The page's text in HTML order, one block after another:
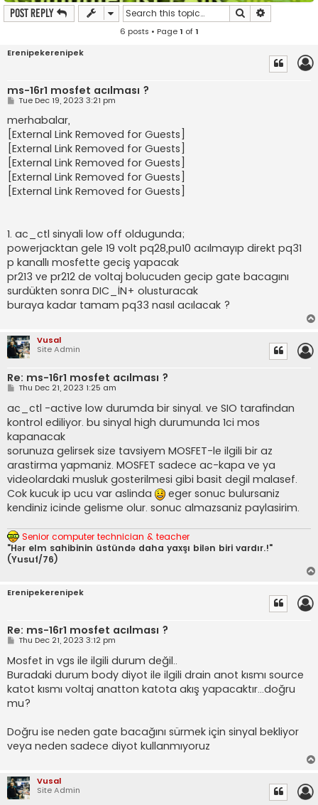
Post Reply Search
6 posts • Page1 of1
Erenipekerenipek
ms-16r1 mosfet acılması ?
P
s
t
Tue Dec 19, 2023 3:21 pm
merhabalar,
[External Link Removed for Guests]
[External Link Removed for Guests]
[External Link Removed for Guests]
[External Link Removed for Guests]
[External Link Removed for Guests]
1. ac_ctl sinyali low off oldugunda;
powerjacktan gele 19 volt pq28,pu10 acılmayıp direkt pq31
p kanallı mosfette geciş yapacak
pr213 ve pr212 de voltaj bolucuden gecip gate bacagını
surdükten sonra DIC_İN+ olusturacak
buraya kadar tamam pq33 nasıl acılacak ?
Vusal
Site Admin
Re: ms-16r1 mosfet acılması ?
P
s
t
Thu Dec 21, 2023 1:25 am
ac_ctl -active low durumda bir sinyal. ve SIO tarafindan
kontrol ediliyor. bu sinyal high durumunda 1ci mos
kapanacak
sorunuza gelirsek size tavsiyem MOSFET-le ilgili bir az
arastirma yapmaniz. MOSFET sadece ac-kapa ve ya
videolardaki musluk gosterilmesi gibi basit degil malasef.
Cok kucuk ip ucu var aslinda
eger sonuc bulursaniz
kendiniz icinde gelisme olur. sonuc almazsaniz paylasirim.
Senior computer technician & teacher
"Hər elm sahibinin üstündə daha yaxşı bilən biri vardır.!"
(Yusuf/76)
Erenipekerenipek
Re: ms-16r1 mosfet acılması ?
P
s
t
Thu Dec 21, 2023 3:12 pm
Mosfet in vgs ile ilgili durum değil..
Buradaki durum body diyot ile ilgili drain anot kısmı source
katot kısmı voltaj anatton katota akış yapacaktır...doğru
mu?
Doğru ise neden gate bacağını sürmek için sinyal bekliyor
veya neden sadece diyot kullanmıyoruz
Vusal
Site Admin